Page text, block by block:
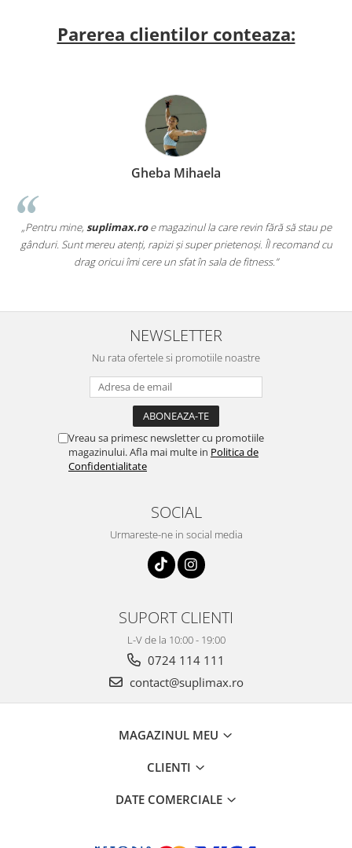
Parerea clientilor conteaza:
Gheba Mihaela
„Pentru mine,suplimax.roe magazinul la care revin fără să stau pe
gânduri. Sunt mereu atenți, rapizi și super prietenoși. Îl recomand cu
drag oricui îmi cere un sfat în sala de fitness.”
NEWSLETTER
Nu rata ofertele si promotiile noastre
Vreau sa primesc newsletter cu promotiile
magazinului. Afla mai multe in Politica de
Confidentialitate
SOCIAL
Urmareste-ne in social media
SUPORT CLIENTI
L-V de la 10:00 - 19:00
0724 114 111
contact@suplimax.ro
MAGAZINUL MEU
CLIENTI
DATE COMERCIALE